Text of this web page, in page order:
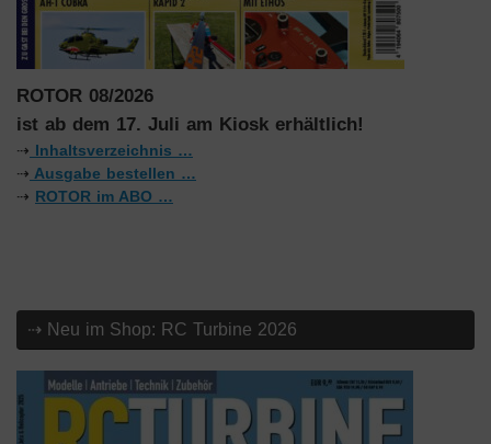
ROTOR 08/2026
ist ab dem 17. Juli am Kiosk erhältlich!
⇢ Inhaltsverzeichnis …
⇢ Ausgabe bestellen …
⇢ ROTOR im ABO …
⇢ Neu im Shop: RC Turbine 2026